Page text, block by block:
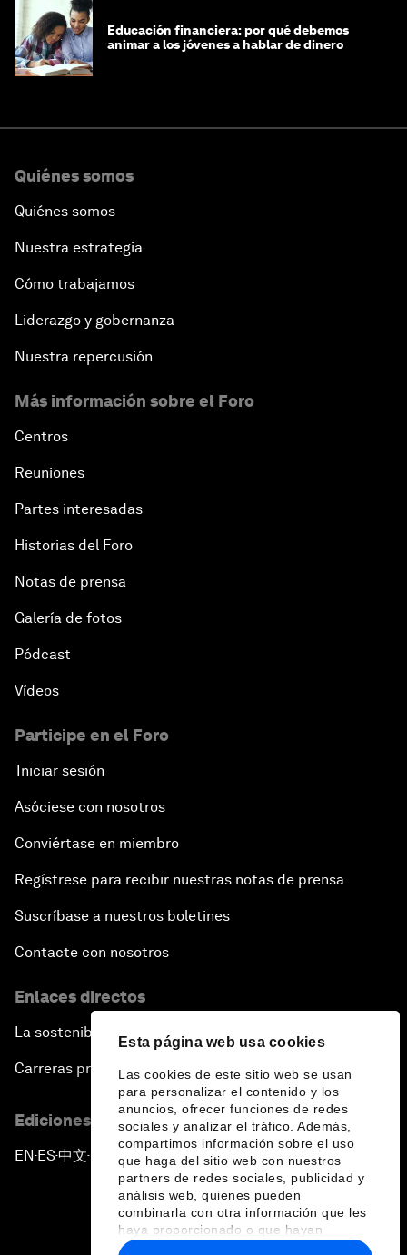
Esta página web usa cookies
Las cookies de este sitio web se usan
para personalizar el contenido y los
anuncios, ofrecer funciones de redes
sociales y analizar el tráfico. Además,
compartimos información sobre el uso
que haga del sitio web con nuestros
partners de redes sociales, publicidad y
análisis web, quienes pueden
combinarla con otra información que les
haya proporcionado o que hayan
recopilado a partir del uso que haya
Educación financiera: por qué debemos
animar a los jóvenes a hablar de dinero
Quiénes somos
Quiénes somos
Nuestra estrategia
Cómo trabajamos
Liderazgo y gobernanza
Nuestra repercusión
Más información sobre el Foro
Centros
Reuniones
Partes interesadas
Historias del Foro
Notas de prensa
Galería de fotos
Pódcast
Vídeos
Participe en el Foro
Iniciar sesión
Asóciese con nosotros
Conviértase en miembro
Regístrese para recibir nuestras notas de prensa
Suscríbase a nuestros boletines
Contacte con nosotros
Enlaces directos
La sostenibilidad en el Foro
Carreras profesionales
Ediciones en otros idiomas
EN ▪ES▪中文▪ 日本語